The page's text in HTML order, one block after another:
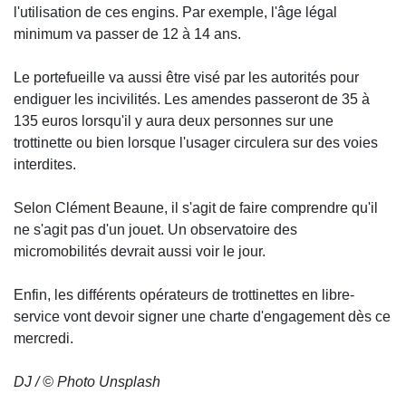
l'utilisation de ces engins. Par exemple, l'âge légal
minimum va passer de 12 à 14 ans.
Le portefueille va aussi être visé par les autorités pour
endiguer les incivilités. Les amendes passeront de 35 à
135 euros lorsqu'il y aura deux personnes sur une
trottinette ou bien lorsque l'usager circulera sur des voies
interdites.
Selon Clément Beaune, il s'agit de faire comprendre qu'il
ne s'agit pas d'un jouet. Un observatoire des
micromobilités devrait aussi voir le jour.
Enfin, les différents opérateurs de trottinettes en libre-
service vont devoir signer une charte d'engagement dès ce
mercredi.
DJ / © Photo Unsplash